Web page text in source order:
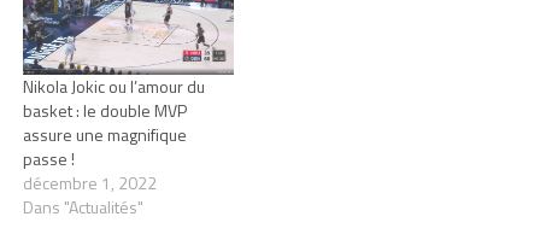
Nikola Jokic ou l’amour du
basket : le double MVP
assure une magnifique
passe !
décembre 1, 2022
Dans "Actualités"